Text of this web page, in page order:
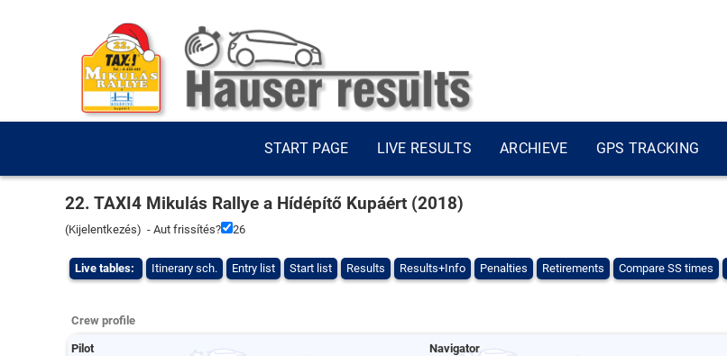
START PAGE LIVE RESULTS ARCHIEVE GPS TRACKING
22. TAXI4 Mikulás Rallye a Hídépítő Kupáért (2018)
(Kijelentkezés) - Aut frissítés? 26
Live tables: Itinerary sch. Entry list Start list Results Results+Info Penalties Retirements Compare SS times
Crew profile
Pilot Navigator